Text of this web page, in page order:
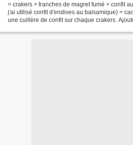
> crakers > tranches de magret fumé > confit
j'ai utilisé confit d'endives au balsamique) >
une cuillère de confit sur chaque crakers.